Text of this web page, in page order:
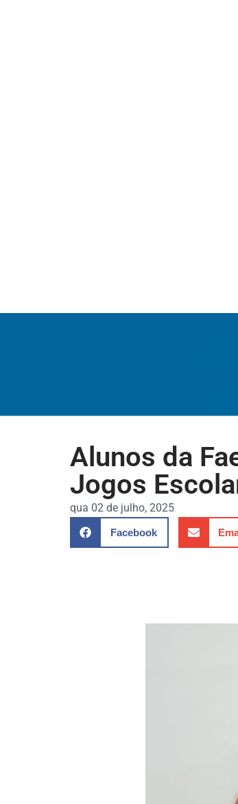
Alunos da
Jogos
qua 02 de julho, 2025
Facebook